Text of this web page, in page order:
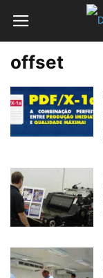
offset